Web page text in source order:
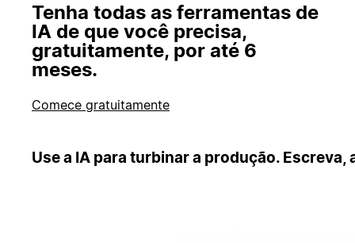
Tenha todas as ferramentas de
IA de que você precisa,
gratuitamente, por até 6
meses.
Comece gratuitamente
Use a IA para turbinar a produção.